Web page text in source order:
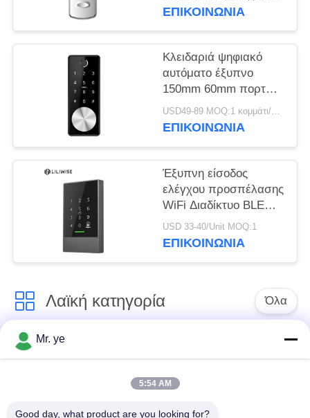
150mm 60mm
ΕΠΙΚΟΙΝΩΝΊΑ
Κλειδαριά ψηφιακό
αυτόματο έξυπνο
150mm 60mm πορτών
Deadbolt αριθμητικών
πληκτρολογίων
USD49-89 MOQ:1 κομμάτι/κομμάτια
ΕΠΙΚΟΙΝΩΝΊΑ
Έξυπνη είσοδος
ελέγχου προσπέλασης
WiFi Διαδίκτυο BLE
TTLock αδιάβροχη
USD 33-40/Unit MOQ:1
ΕΠΙΚΟΙΝΩΝΊΑ
Λαϊκή κατηγορία Όλα
Ηλεκτρονικές
αποτυπωμάτων
κλείδωμα θυρών
Mr. ye
5:54 AM
Good day, what product are you looking for?